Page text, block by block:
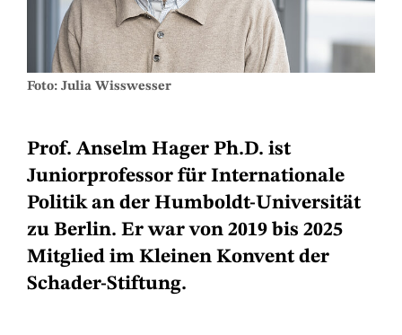
Foto: Julia Wisswesser
Prof. Anselm Hager Ph.D. ist
Juniorprofessor für Internationale
Politik an der Humboldt-Universität
zu Berlin. Er war von 2019 bis 2025
Mitglied im Kleinen Konvent der
Schader-Stiftung.